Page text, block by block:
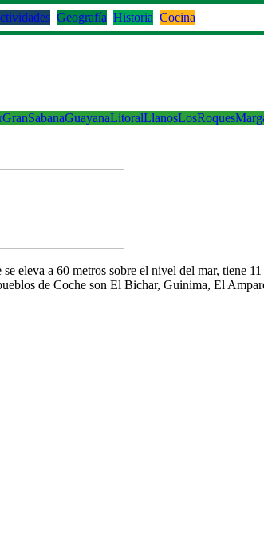
Geografía Historia Cocina
GranSabanaGuayanaLitoralLlanosLosRoques
se eleva a 60 metros sobre el nivel del mar,
de Coche son El Bichar, Guinima, El